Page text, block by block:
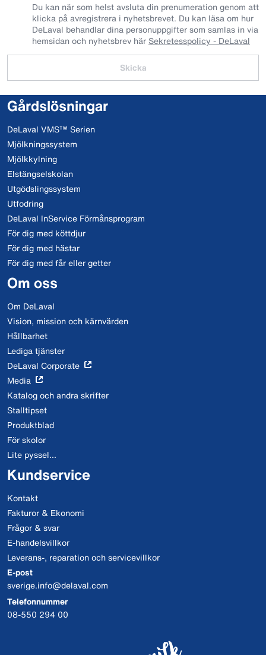
Du kan när som helst avsluta din prenumeration genom att
klicka på avregistrera i nyhetsbrevet. Du kan läsa om hur
DeLaval behandlar dina personuppgifter som samlas in via
hemsidan och nyhetsbrev här Sekretesspolicy - DeLaval
Skicka
Gårdslösningar
DeLaval VMS™ Serien
Mjölkningssystem
Mjölkkylning
Elstängselskolan
Utgödslingssystem
Utfodring
DeLaval InService Förmånsprogram
För dig med köttdjur
För dig med hästar
För dig med får eller getter
Om oss
Om DeLaval
Vision, mission och kärnvärden
Hållbarhet
Lediga tjänster
DeLaval Corporate
Media
Katalog och andra skrifter
Stalltipset
Produktblad
För skolor
Lite pyssel...
Kundservice
Kontakt
Fakturor & Ekonomi
Frågor & svar
E-handelsvillkor
Leverans-, reparation och servicevillkor
E-post
sverige.info@delaval.com
Telefonnummer
08-550 294 00